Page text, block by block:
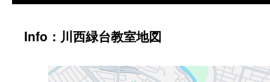
Info：川西緑台教室地図